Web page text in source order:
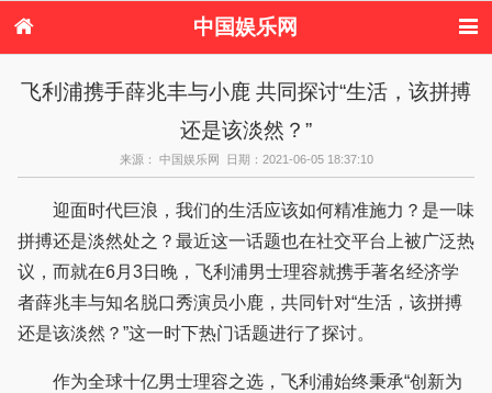
中国娱乐网
港台娱乐
日本娱乐 韩国娱乐
欧美娱乐
音乐新闻 影视新闻
港台明星八卦
日本韩国明星
欧美明星八卦
飞利浦携手薛兆丰与小鹿 共同探讨“生活，该拼搏
还是该淡然？”
来源： 中国娱乐网 日期：2021-06-05 18:37:10
迎面时代巨浪，我们的生活应该如何精准施力？是一味
拼搏还是淡然处之？最近这一话题也在社交平台上被广泛热
议，而就在6月3日晚，飞利浦男士理容就携手著名经济学
者薛兆丰与知名脱口秀演员小鹿，共同针对“生活，该拼搏
还是该淡然？”这一时下热门话题进行了探讨。
作为全球十亿男士理容之选，飞利浦始终秉承“创新为